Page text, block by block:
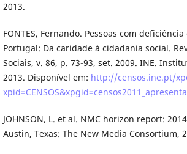
2013.
FONTES, Fernando. Pessoas com
Portugal: Da caridade à cidadania social.
Sociais, v. 86, p. 73-93, set. 2009. INE.
2013. Disponível em: http://censos.ine.pt/
JOHNSON, L. et al. NMC horizon report:
Austin, Texas: The New Media Consortium,